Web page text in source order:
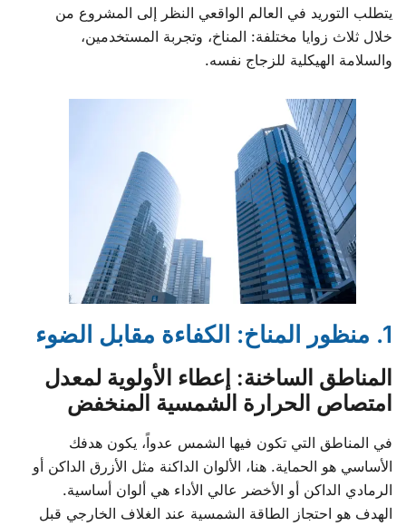
يتطلب التوريد في العالم الواقعي النظر إلى المشروع من
خلال ثلاث زوايا مختلفة: المناخ، وتجربة المستخدمين،
والسلامة الهيكلية للزجاج نفسه.
1. منظور المناخ: الكفاءة مقابل الضوء
المناطق الساخنة: إعطاء الأولوية لمعدل
امتصاص الحرارة الشمسية المنخفض
في المناطق التي تكون فيها الشمس عدواً، يكون هدفك
الأساسي هو الحماية. هنا، الألوان الداكنة مثل الأزرق الداكن أو
الرمادي الداكن أو الأخضر عالي الأداء هي ألوان أساسية.
الهدف هو احتجاز الطاقة الشمسية عند الغلاف الخارجي قبل